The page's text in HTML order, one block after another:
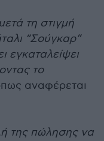
τη στιγμή
“Σούγκαρ”
εγκαταλείψει
το
αναφέρεται
της πώλησης να